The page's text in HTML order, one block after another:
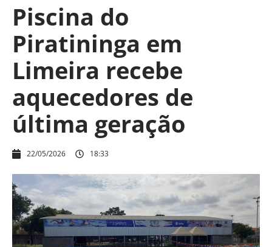
Piscina do
Piratininga em
Limeira recebe
aquecedores de
última geração
22/05/2026 18:33